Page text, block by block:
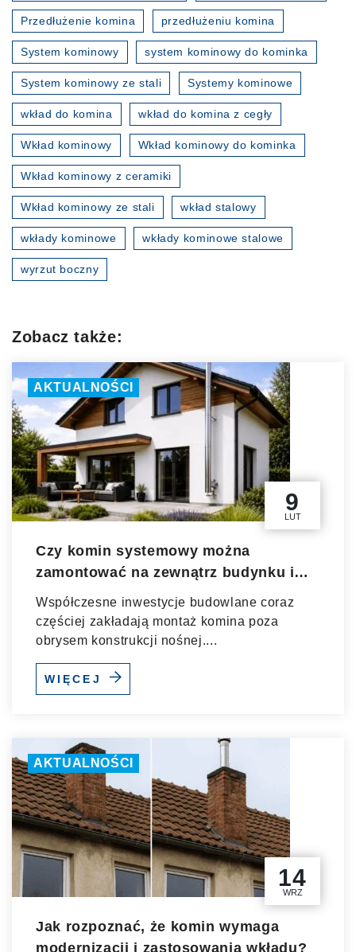
Przedłużenie komina przedłużeniu komina
System kominowy system kominowy do kominka
System kominowy ze stali Systemy kominowe
wkład do komina wkład do komina z cegły
Wkład kominowy Wkład kominowy do kominka
Wkład kominowy z ceramiki
Wkład kominowy ze stali wkład stalowy
wkłady kominowe wkłady kominowe stalowe
wyrzut boczny
Zobacz także:
AKTUALNOŚCI
9
LUT
Czy komin systemowy można
zamontować na zewnątrz budynku i
czy to bezpieczne rozwiązanie?
Współczesne inwestycje budowlane coraz
częściej zakładają montaż komina poza
obrysem konstrukcji nośnej....
WIĘCEJ
AKTUALNOŚCI
14
WRZ
Jak rozpoznać, że komin wymaga
modernizacji i zastosowania wkładu?